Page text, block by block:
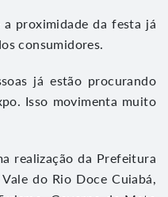
proximidade da festa já
consumidores.
já estão procurando
Isso movimenta muito
realização da Prefeitura
do Rio Doce Cuiabá,